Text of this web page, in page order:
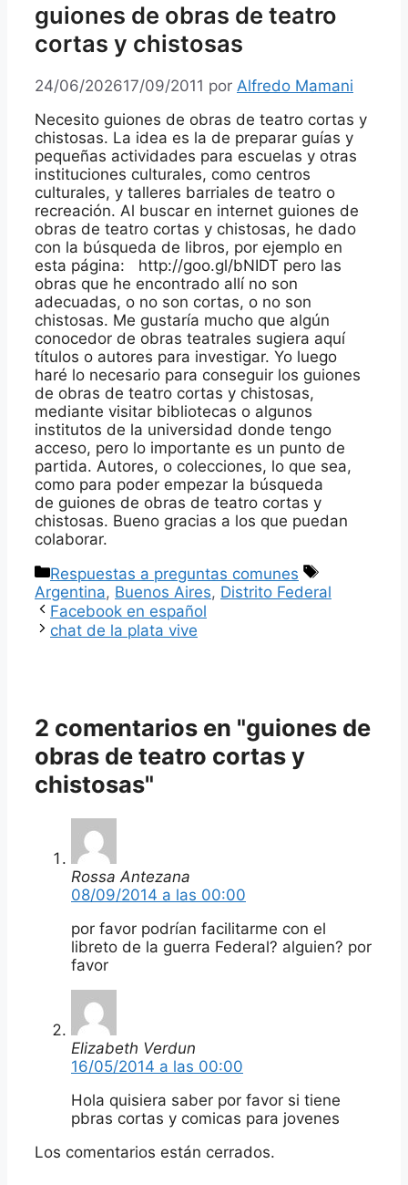
guiones de obras de teatro
cortas y chistosas
24/06/202617/09/2011 por Alfredo Mamani
Necesito guiones de obras de teatro cortas y
chistosas. La idea es la de preparar guías y
pequeñas actividades para escuelas y otras
instituciones culturales, como centros
culturales, y talleres barriales de teatro o
recreación. Al buscar en internet guiones de
obras de teatro cortas y chistosas, he dado
con la búsqueda de libros, por ejemplo en
esta página: http://goo.gl/bNIDT pero las
obras que he encontrado allí no son
adecuadas, o no son cortas, o no son
chistosas. Me gustaría mucho que algún
conocedor de obras teatrales sugiera aquí
títulos o autores para investigar. Yo luego
haré lo necesario para conseguir los guiones
de obras de teatro cortas y chistosas,
mediante visitar bibliotecas o algunos
institutos de la universidad donde tengo
acceso, pero lo importante es un punto de
partida. Autores, o colecciones, lo que sea,
como para poder empezar la búsqueda
de guiones de obras de teatro cortas y
chistosas. Bueno gracias a los que puedan
colaborar.
Categorías
Respuestas a preguntas comunes
Etiquetas
Argentina, Buenos Aires, Distrito Federal
Facebook en español
chat de la plata vive
2 comentarios en "guiones de
obras de teatro cortas y
chistosas"
Rossa Antezana
08/09/2014 a las 00:00
por favor podrían facilitarme con el
libreto de la guerra Federal? alguien? por
favor
Elizabeth Verdun
16/05/2014 a las 00:00
Hola quisiera saber por favor si tiene
pbras cortas y comicas para jovenes
Los comentarios están cerrados.